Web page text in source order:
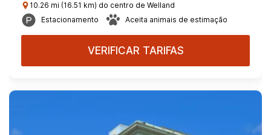
10.26 mi (16.51 km) do centro de Welland
Estacionamento
Aceita animais de estimação
VERIFICAR TARIFAS